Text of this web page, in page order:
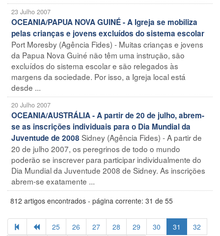
23 Julho 2007
OCEANIA/PAPUA NOVA GUINÉ - A Igreja se mobiliza
pelas crianças e jovens excluídos do sistema escolar
Port Moresby (Agência Fides) - Muitas crianças e jovens
da Papua Nova Guiné não têm uma instrução, são
excluídos do sistema escolar e são relegados às
margens da sociedade. Por isso, a Igreja local está
desde ...
20 Julho 2007
OCEANIA/AUSTRÁLIA - A partir de 20 de julho, abrem-
se as inscrições individuais para o Dia Mundial da
Juventude de 2008 Sidney (Agência Fides) - A partir de
20 de julho 2007, os peregrinos de todo o mundo
poderão se inscrever para participar individualmente do
Dia Mundial da Juventude 2008 de Sidney. As inscrições
abrem-se exatamente ...
812 artigos encontrados - página corrente: 31 de 55
25 26 27 28 29 30 31
32